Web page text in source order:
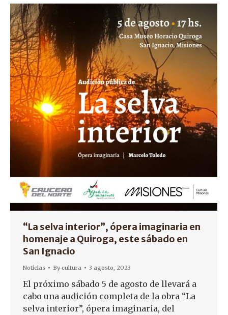
“La selva interior”, ópera imaginaria en
homenaje a Quiroga, este sábado en
San Ignacio
Noticias Bycultura 3 agosto, 2023
El próximo sábado 5 de agosto de llevará a
cabo una audición completa de la obra “La
selva interior”, ópera imaginaria, del